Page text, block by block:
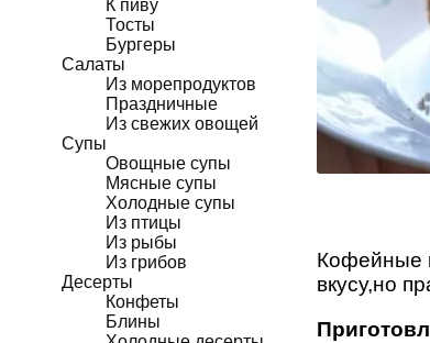
К пиву
Тосты
Бургеры
Салаты
Из морепродуктов
Праздничные
Из свежих овощей
Супы
Овощные супы
Мясные супы
Холодные супы
Из птицы
Из рыбы
Из грибов
Десерты
Конфеты
Блины
Кофейные
вкусу,но